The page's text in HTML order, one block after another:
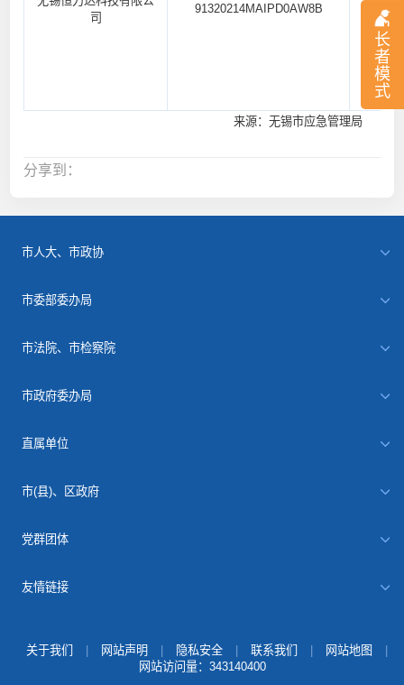
长
者
模
式
司
91320214MAIPD0AW8B
安全生
者发生
有必要
生产安
行为
来源：无锡市应急管理局
分享到：
市人大、市政协
市委部委办局
市法院、市检察院
市政府委办局
直属单位
市(县)、区政府
党群团体
友情链接
关于我们 网站声明 隐私安全 联系我们 网站地图
网站访问量： 343140400